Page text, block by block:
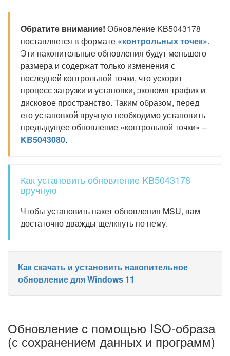
Обратите внимание! Обновление KB5043178
поставляется в формате «контрольных точек».
Эти накопительные обновления будут меньшего
размера и содержат только изменения с
последней контрольной точки, что ускорит
процесс загрузки и установки, экономя трафик и
дисковое пространство. Таким образом, перед
его установкой вручную необходимо установить
предыдущее обновление «контрольной точки» –
KB5043080.
Как установить обновление KB5043178
вручную
Чтобы установить пакет обновления MSU, вам
достаточно дважды щелкнуть по нему.
Как скачать и установить накопительное
обновление для Windows 11
Обновление с помощью ISO-образа
(с сохранением данных и программ)